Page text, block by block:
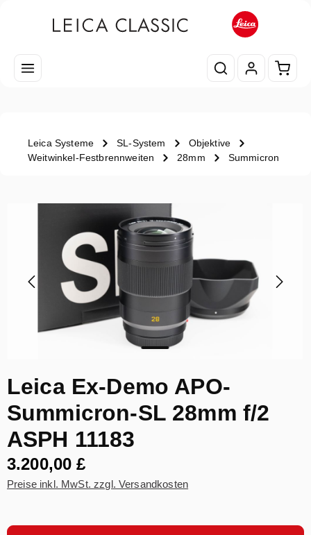
Leica Systeme SL-System
Objektive
Weitwinkel-Festbrennweiten
28mm Summicron
Leica Ex-Demo APO-
Summicron-SL 28mm f/2
ASPH 11183
3.200,00 £
Preise inkl. MwSt. zzgl. Versandkosten